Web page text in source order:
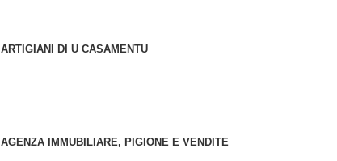
ARTIGIANI DI U CASAMENTU
AGENZA IMMUBILIARE, PIGIONE E VENDITE